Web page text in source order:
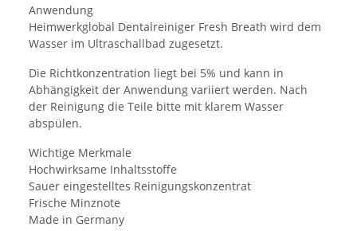
Anwendung
Heimwerkglobal Dentalreiniger Fresh Breath wird dem
Wasser im Ultraschallbad zugesetzt.
Die Richtkonzentration liegt bei 5% und kann in
Abhängigkeit der Anwendung variiert werden. Nach
der Reinigung die Teile bitte mit klarem Wasser
abspülen.
Wichtige Merkmale
Hochwirksame Inhaltsstoffe
Sauer eingestelltes Reinigungskonzentrat
Frische Minznote
Made in Germany